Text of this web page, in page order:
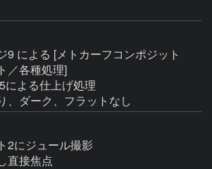
9 による [メトカーフコンポジット
／各種処理]
による仕上げ処理
、ダーク、フラットなし
2にジュール撮影
直接焦点